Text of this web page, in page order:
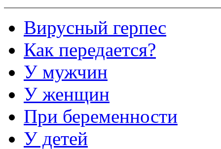
Вирусный герпес
Как передается?
У мужчин
У женщин
При беременности
У детей